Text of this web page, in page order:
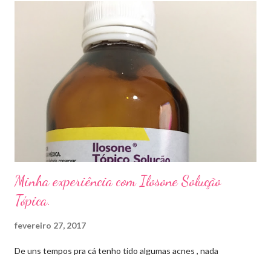
micose de unha é feito com esmaltes antifúngicos ou remédios
orais ,ou para aplicação local receitados pelo dermatologista. O
tempo para tratamento pode variar de 06 meses a um ano. Para
quem prefere tratamentos caseiros , pode aplicar óleo de cravo
duas vezes ao dia. Eu já passei por isso, pelo uso de muito
sapato fechado e apertado . E utilizei o Ciclopirox olamina que é
um agente antifúngico sintético para tratamento dermatológico
Minha experiência com Ilosone Solução
Tópica.
fevereiro 27, 2017
De uns tempos pra cá tenho tido algumas acnes , nada